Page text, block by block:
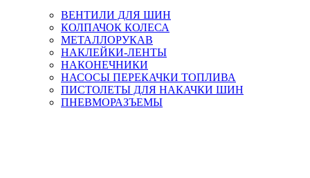
ВЕНТИЛИ ДЛЯ ШИН
КОЛПАЧОК КОЛЕСА
МЕТАЛЛОРУКАВ
НАКЛЕЙКИ-ЛЕНТЫ
НАКОНЕЧНИКИ
НАСОСЫ ПЕРЕКАЧКИ ТОПЛИВА
ПИСТОЛЕТЫ ДЛЯ НАКАЧКИ ШИН
ПНЕВМОРАЗЪЕМЫ